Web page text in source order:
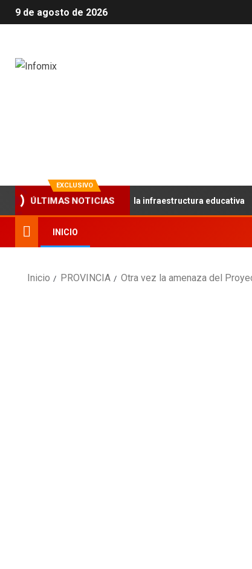
9 de agosto de 2026
EXCLUSIVO
ÚLTIMAS NOTICIAS
el trabajo articulado y la infraestructura educativa
INICIO
Inicio PROVINCIA Otra vez la amenaza del